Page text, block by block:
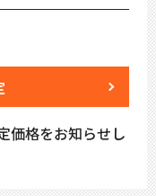
価格をお知らせし